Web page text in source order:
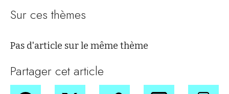
Sur ces thèmes
Pas d'article sur le même thème
Partager cet article